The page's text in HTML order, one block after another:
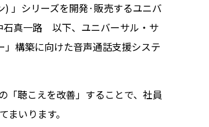
」シリーズを開発·販売するユニバ
真一路 以下、ユニバーサル・サ
構築に向けた音声通話支援システ
「聴こえを改善」することで、社員
いります。